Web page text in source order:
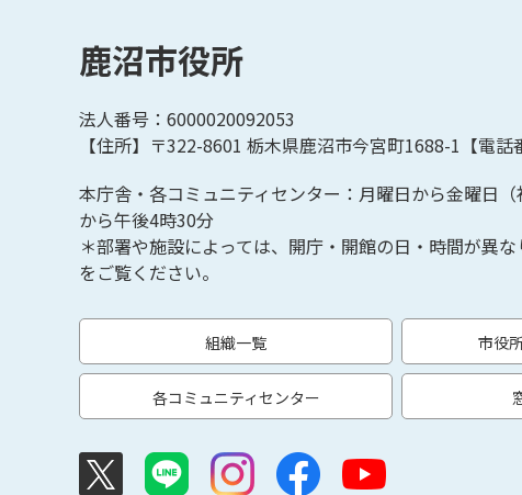
鹿沼市役所
法人番号：6000020092053
【住所】〒322-8601 栃木県鹿沼市今宮町1688-1【電話
本庁舎・各コミュニティセンター：月曜日から金曜日
から午後4時30分
＊部署や施設によっては、開庁・開館の日・時間が異な
をご覧ください。
組織一覧 市役
各コミュニティセンター